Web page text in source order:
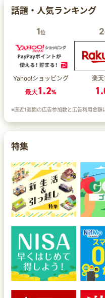
話題・人気ランキング
1位
Yahoo!ショッピング
最大1.2%
2
楽
※直近1週間の広告参加数と広告利用金額
特集